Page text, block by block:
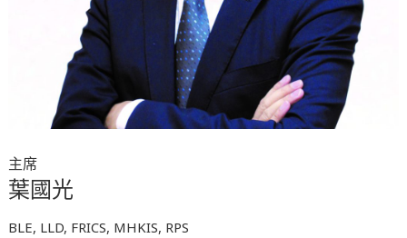
主席
葉國光
BLE, LLD, FRICS, MHKIS, RPS